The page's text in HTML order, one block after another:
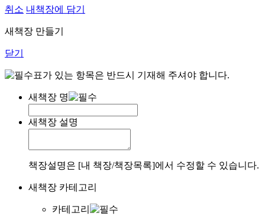
취소 내책장에 담기
새책장 만들기
닫기
표가 있는 항목은 반드시 기재해 주셔야 합니다.
새책장 명
새책장 설명
책장설명은 [내 책장/책장목록]에서 수정할 수 있습니다.
새책장 카테고리
카테고리